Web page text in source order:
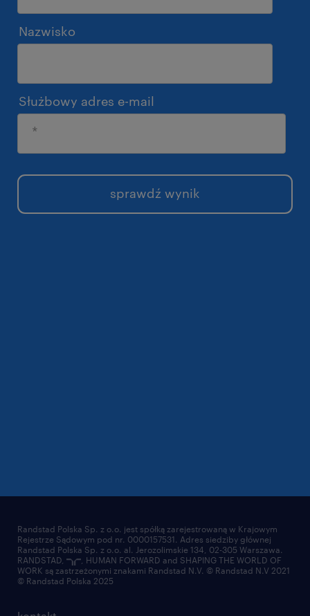
Nazwisko
Służbowy adres e-mail
Randstad Polska Sp. z o.o. jest spółką zarejestrowaną w Krajowym
Rejestrze Sądowym pod nr. 0000157531. Adres siedziby głównej
Randstad Polska Sp. z o.o. al. Jerozolimskie 134, 02-305 Warszawa.
RANDSTAD,
, HUMAN FORWARD and SHAPING THE WORLD OF
WORK są zastrzeżonymi znakami Randstad N.V. © Randstad N.V 2021
© Randstad Polska 2025